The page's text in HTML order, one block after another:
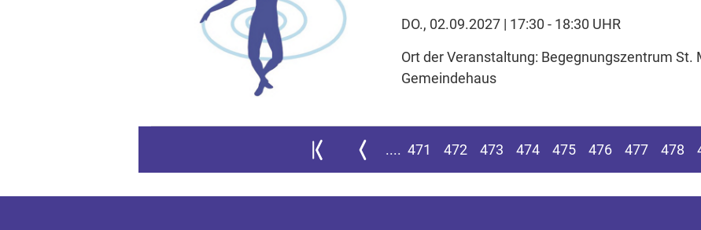
DO., 02.09.2027 | 17:30 - 18:30 UHR
Ort der Veranstaltung: Begegnungszentrum St.
Gemeindehaus
Zur ersten Seite springen
Zur vorherigen Seite
.... 471 472 473 474 475 476 477 478